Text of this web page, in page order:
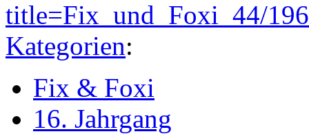
title=Fix_und_Foxi_44/
Kategorien:
Fix & Foxi
16. Jahrgang